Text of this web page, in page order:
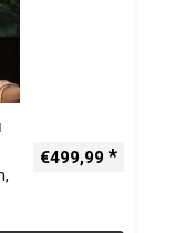
€499,99